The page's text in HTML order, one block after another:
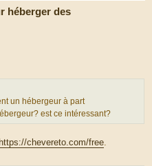
héberger des
un hébergeur à part
est ce intéressant?
https://chevereto.com/free